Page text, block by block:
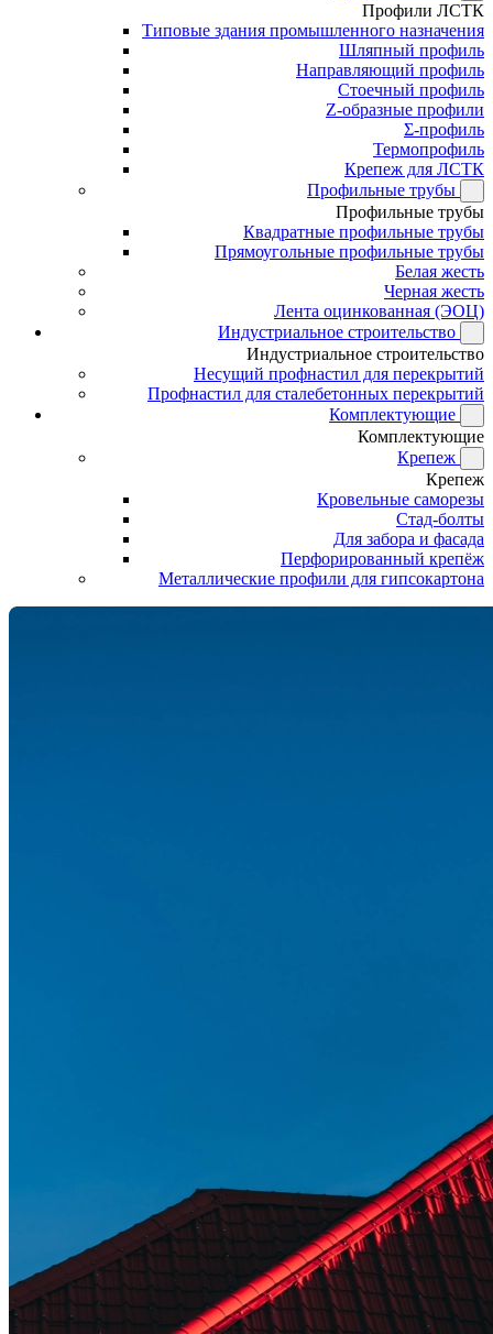
Профили ЛСТК
Типовые здания промышленного назначения
Шляпный профиль
Направляющий профиль
Стоечный профиль
Z-образные профили
Σ-профиль
Термопрофиль
Крепеж для ЛСТК
Профильные трубы
Профильные трубы
Квадратные профильные трубы
Прямоугольные профильные трубы
Белая жесть
Черная жесть
Лента оцинкованная (ЭОЦ)
Индустриальное строительство
Индустриальное строительство
Несущий профнастил для перекрытий
Профнастил для сталебетонных перекрытий
Комплектующие
Комплектующие
Крепеж
Крепеж
Кровельные саморезы
Стад-болты
Для забора и фасада
Перфорированный крепёж
Металлические профили для гипсокартона